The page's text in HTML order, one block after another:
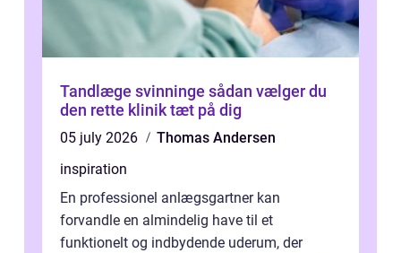
Tandlæge svinninge sådan vælger du
den rette klinik tæt på dig
05 july 2026
Thomas Andersen
inspiration
En professionel anlægsgartner kan
forvandle en almindelig have til et
funktionelt og indbydende uderum, der